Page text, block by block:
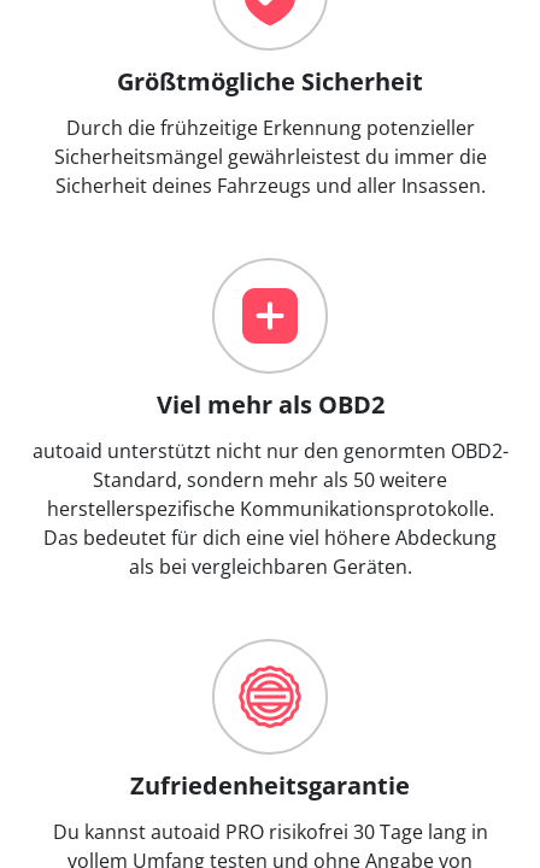
Größtmögliche Sicherheit
Durch die frühzeitige Erkennung potenzieller
Sicherheitsmängel gewährleistest du immer die
Sicherheit deines Fahrzeugs und aller Insassen.
Viel mehr als OBD2
autoaid unterstützt nicht nur den genormten OBD2-
Standard, sondern mehr als 50 weitere
herstellerspezifische Kommunikationsprotokolle.
Das bedeutet für dich eine viel höhere Abdeckung
als bei vergleichbaren Geräten.
Zufriedenheitsgarantie
Du kannst autoaid PRO risikofrei 30 Tage lang in
vollem Umfang testen und ohne Angabe von